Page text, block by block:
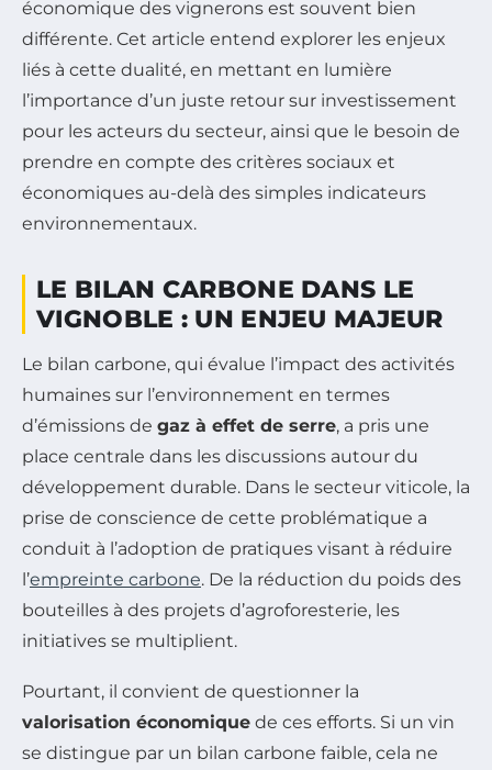
économique des vignerons est souvent bien
différente. Cet article entend explorer les enjeux
liés à cette dualité, en mettant en lumière
l’importance d’un juste retour sur investissement
pour les acteurs du secteur, ainsi que le besoin de
prendre en compte des critères sociaux et
économiques au-delà des simples indicateurs
environnementaux.
LE BILAN CARBONE DANS LE
VIGNOBLE : UN ENJEU MAJEUR
Le bilan carbone, qui évalue l’impact des activités
humaines sur l’environnement en termes
d’émissions de gaz à effet de serre, a pris une
place centrale dans les discussions autour du
développement durable. Dans le secteur viticole, la
prise de conscience de cette problématique a
conduit à l’adoption de pratiques visant à réduire
l’empreinte carbone. De la réduction du poids des
bouteilles à des projets d’agroforesterie, les
initiatives se multiplient.
Pourtant, il convient de questionner la
valorisation économique de ces efforts. Si un vin
se distingue par un bilan carbone faible, cela ne